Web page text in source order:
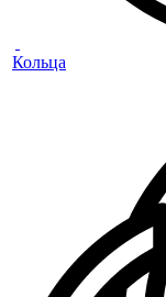
Кольца